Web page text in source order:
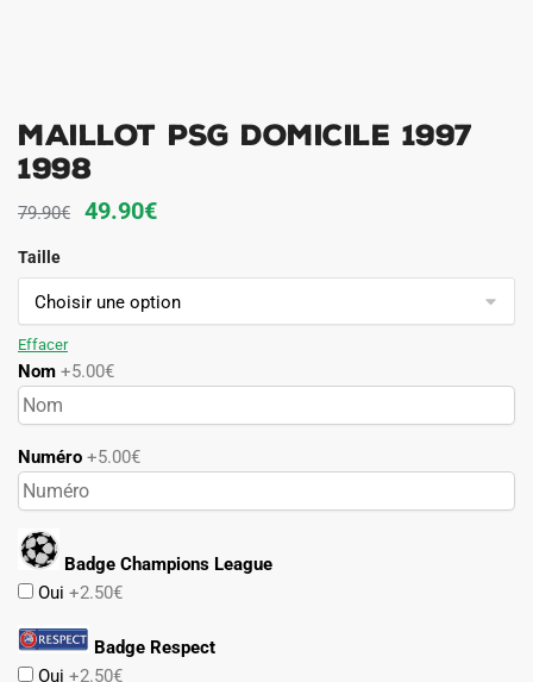
Maillot PSG Domicile 1997
1998
79.90€
Le
initial
était :
49.90€Le
actuel
est :
Taille
Effacer
Nom +5.00€
Numéro +5.00€
Badge Champions League
Oui +2.50€
Badge Respect
Oui +2.50€